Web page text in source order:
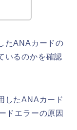
たANAカードの
いるのかを確認
したANAカード
ドエラーの原因